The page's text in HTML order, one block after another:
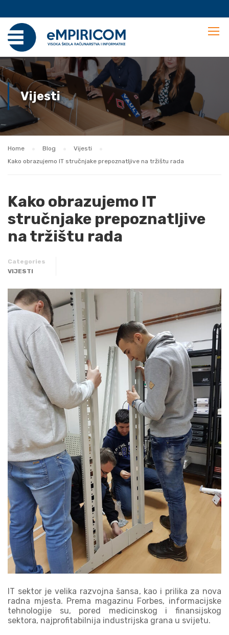
Vijesti
Home Blog
Vijesti
Kako obrazujemo IT stručnjake prepoznatljive na tržištu rada
Kako obrazujemo IT
stručnjake prepoznatljive
na tržištu rada
Categories
VIJESTI
IT sektor je velika razvojna šansa, kao i prilika za nova
radna mjesta. Prema magazinu Forbes, informacijske
tehnologije su, pored medicinskog i finansijskog
sektora, najprofitabilnija industrijska grana u svijetu.